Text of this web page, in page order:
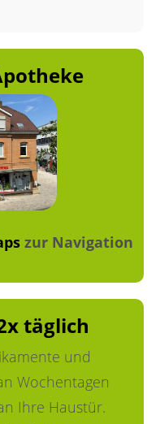
zur Navigation
täglich
und
Wochentagen
Ihre Haustür.